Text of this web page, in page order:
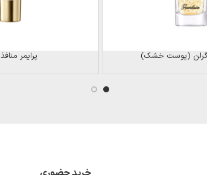
گرلن (پوست خشک) پرایمر